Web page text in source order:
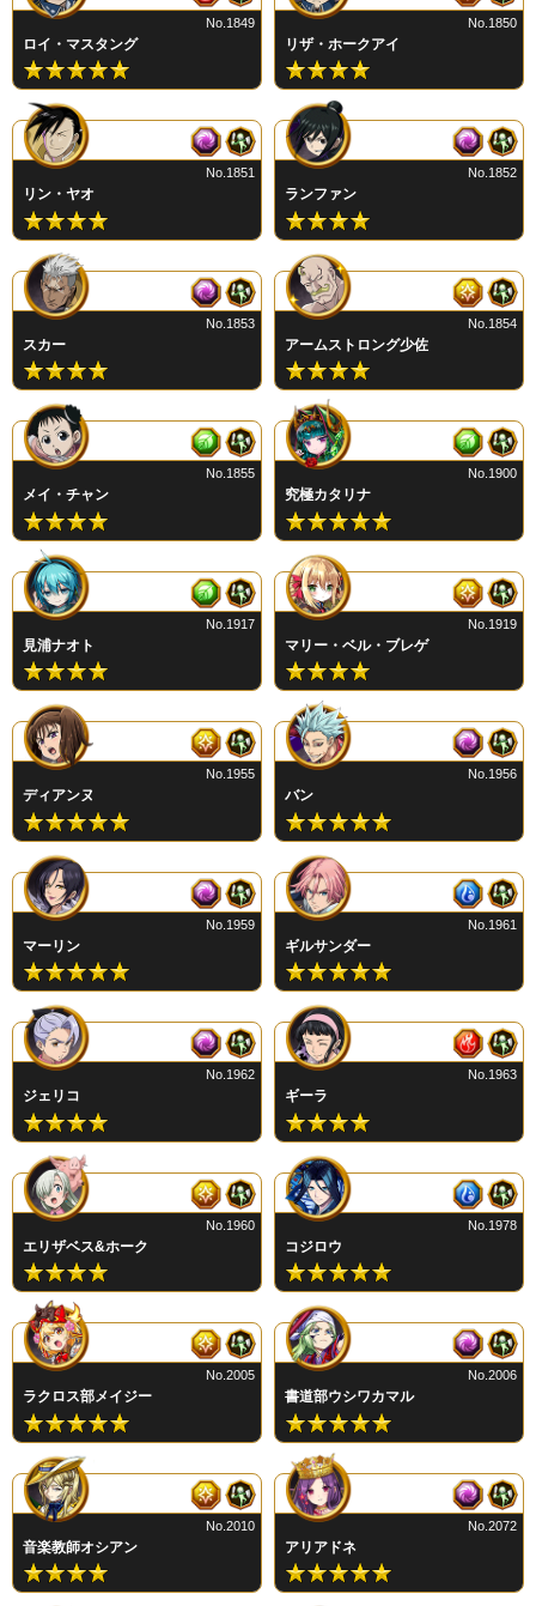
ロイ・マスタング
No.1849
リザ・ホークアイ
No.1850
リン・ヤオ
No.1851
ランファン
No.1852
スカー
No.1853
アームストロング少佐
No.1854
メイ・チャン
No.1855
究極カタリナ
No.1900
見浦ナオト
No.1917
マリー・ベル・ブレゲ
No.1919
ディアンヌ
No.1955
バン
No.1956
マーリン
No.1959
ギルサンダー
No.1961
ジェリコ
No.1962
ギーラ
No.1963
エリザベス&ホーク
No.1960
コジロウ
No.1978
ラクロス部メイジー
No.2005
書道部ウシワカマル
No.2006
音楽教師オシアン
No.2010
アリアドネ
No.2072